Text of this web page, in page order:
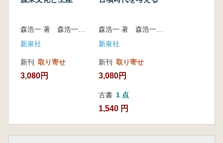
森浩一 著 森浩一著作集編集委員会 編
新泉社
新刊 取り寄せ
3,080円
森浩一 著 森浩一著作集編集委員会 編
新泉社
新刊 取り寄せ
3,080円
古書 1 点
1,540 円